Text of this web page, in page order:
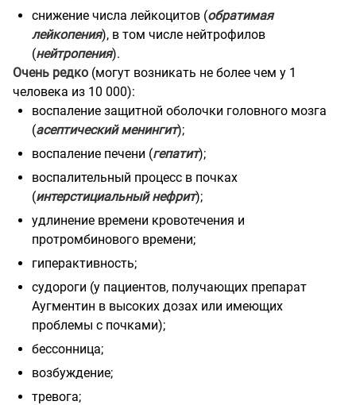
снижение числа лейкоцитов (обратимая
лейкопения), в том числе нейтрофилов
(нейтропения).
Очень редко (могут возникать не более чем у 1
человека из 10 000):
воспаление защитной оболочки головного мозга
(асептический менингит);
воспаление печени (гепатит);
воспалительный процесс в почках
(интерстициальный нефрит);
удлинение времени кровотечения и
протромбинового времени;
гиперактивность;
судороги (у пациентов, получающих препарат
Аугментин в высоких дозах или имеющих
проблемы с почками);
бессонница;
возбуждение;
тревога;